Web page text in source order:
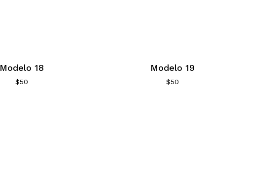
Modelo 18
$50
Modelo 19
$50